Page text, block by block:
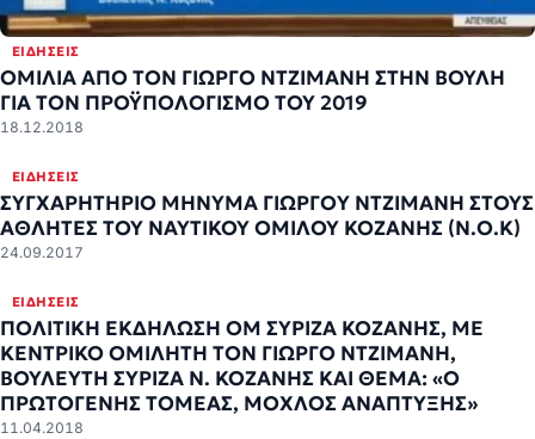
ΕΙΔΉΣΕΙΣ
ΟΜΙΛΙΑ ΑΠΟ ΤΟΝ ΓΙΩΡΓΟ ΝΤΖΙΜΑΝΗ ΣΤΗΝ ΒΟΥΛΗ
ΓΙΑ ΤΟΝ ΠΡΟΫΠΟΛΟΓΙΣΜΟ ΤΟΥ 2019
18.12.2018
ΕΙΔΉΣΕΙΣ
ΣΥΓΧΑΡΗΤΗΡΙΟ ΜΗΝΥΜΑ ΓΙΩΡΓΟY ΝΤΖΙΜΑΝΗ ΣΤΟΥΣ
ΑΘΛΗΤΕΣ ΤΟΥ ΝΑΥΤΙΚΟΥ ΟΜΙΛΟΥ ΚΟΖΑΝΗΣ (Ν.Ο.Κ)
24.09.2017
ΕΙΔΉΣΕΙΣ
ΠΟΛΙΤΙΚΗ ΕΚΔΗΛΩΣΗ ΟΜ ΣΥΡΙΖΑ ΚΟΖΑΝΗΣ, ΜΕ
ΚΕΝΤΡΙΚΟ ΟΜΙΛΗΤΗ ΤΟΝ ΓΙΩΡΓΟ ΝΤΖΙΜΑΝΗ,
ΒΟΥΛΕΥΤΗ ΣΥΡΙΖΑ Ν. ΚΟΖΑΝΗΣ ΚΑΙ ΘΕΜΑ: «Ο
ΠΡΩΤΟΓΕΝΗΣ ΤΟΜΕΑΣ, ΜΟΧΛΟΣ ΑΝΑΠΤΥΞΗΣ»
11.04.2018